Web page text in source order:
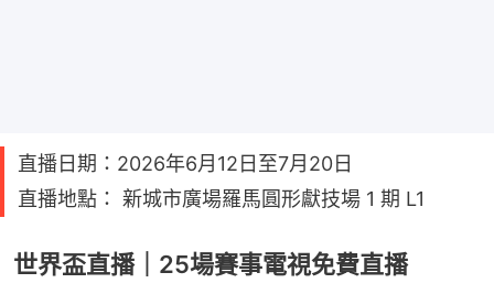
直播日期：2026年6月12日至7月20日
直播地點： 新城市廣場羅馬圓形獻技場 1 期 L1
世界盃直播｜25場賽事電視免費直播